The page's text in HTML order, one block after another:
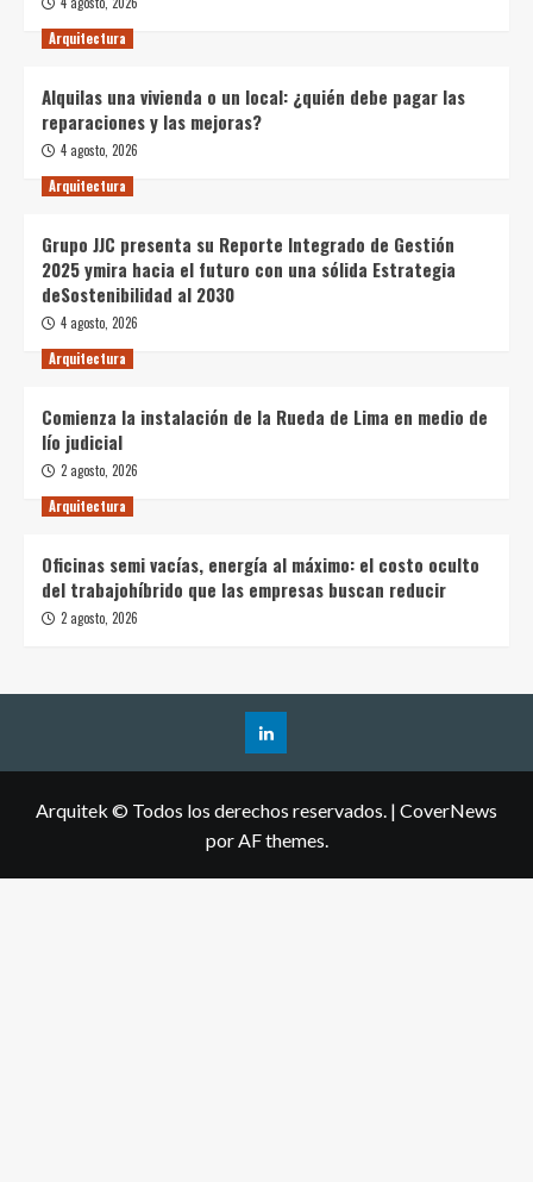
Arquitectura
Alquilas una vivienda o un local: ¿quién debe pagar las
reparaciones y las mejoras?
4 agosto, 2026
Arquitectura
Grupo JJC presenta su Reporte Integrado de Gestión
2025 ymira hacia el futuro con una sólida Estrategia
deSostenibilidad al 2030
4 agosto, 2026
Arquitectura
Comienza la instalación de la Rueda de Lima en medio de
lío judicial
2 agosto, 2026
Arquitectura
Oficinas semi vacías, energía al máximo: el costo oculto
del trabajohíbrido que las empresas buscan reducir
2 agosto, 2026
Arquitek © Todos los derechos reservados. | CoverNews
por AF themes.